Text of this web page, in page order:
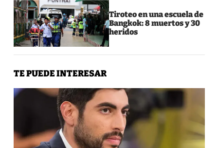
Tiroteo en una escuela de
Bangkok: 8 muertos y 30
heridos
TE PUEDE INTERESAR